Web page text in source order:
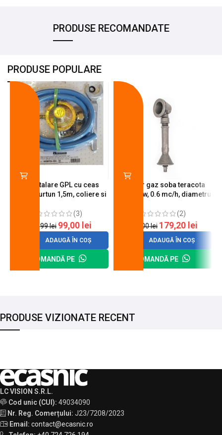
PRODUSE RECOMANDATE
PRODUSE POPULARE
Kit instalare GPL cu ceas
butelie, furtun 1,5m, coliere si
(3)
120,99lei 99,00 lei
ADAUGĂ ÎN COȘ
COMANDĂ PE
Arzator gaz soba teracota
A600, 6 kw, 0.6 mc/h, diametru
(2)
200,00lei 179,20 lei
ADAUGĂ ÎN COȘ
COMANDĂ PE
PRODUSE VIZIONATE RECENT
LC VISION S.R.L.
Cod unic (CUI): 49034090
Nr. Reg. Comerțului: J23/7208/2023
Email: contact@ecasnic.ro